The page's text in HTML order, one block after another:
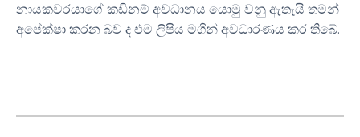
නායකවරයාගේ කඩිනම් අවධානය යොමු වනු ඇතැයි තමන්
අපේක්ෂා කරන බව ද එම ලිපිය මගින් අවධාරණය කර තිබේ.